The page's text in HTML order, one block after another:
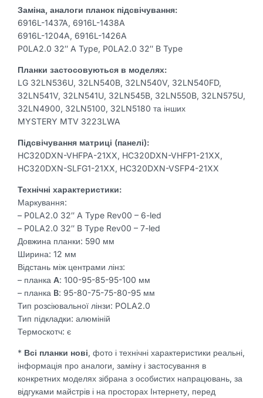
32")
Заміна, аналоги планок підсвічування:
6916L-1437A, 6916L-1438A
6916L-1204A, 6916L-1426A
P0LA2.0 32″ A Type, P0LA2.0 32″ B Type
Планки застосовуються в моделях:
LG 32LN536U, 32LN540B, 32LN540V, 32LN540FD,
32LN541V, 32LN541U, 32LN545B, 32LN550B, 32LN575U,
32LN4900, 32LN5100, 32LN5180 та інших
MYSTERY MTV 3223LWA
Підсвічування матриці (панелі):
HC320DXN-VHFPA-21XX, HC320DXN-VHFP1-21XX,
HC320DXN-SLFG1-21XX, HC320DXN-VSFP4-21XX
Технічні характеристики:
Маркування:
– P0LA2.0 32″ A Type Rev00 – 6-led
– P0LA2.0 32″ B Type Rev00 – 7-led
Довжина планки: 590 мм
Ширина: 12 мм
Відстань між центрами лінз:
– планка А: 100-95-85-95-100 мм
– планка B: 95-80-75-75-80-95 мм
Тип розсіювальної лінзи: POLA2.0
Тип підкладки: алюміній
Термоскотч: є
* Всі планки нові, фото і технічні характеристики реальні,
інформація про аналоги, заміну і застосування в
конкретних моделях зібрана з особистих напрацювань, за
відгуками майстрів і на просторах Інтернету, перед